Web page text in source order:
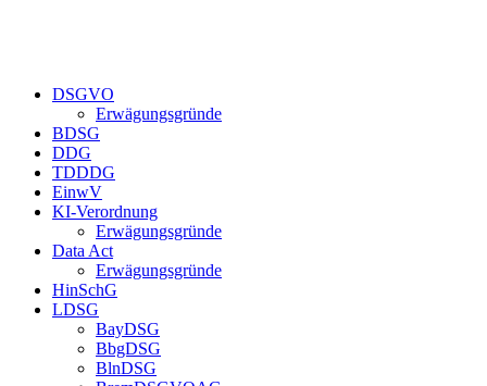
DSGVO
Erwägungsgründe
BDSG
DDG
TDDDG
EinwV
KI-Verordnung
Erwägungsgründe
Data Act
Erwägungsgründe
HinSchG
LDSG
BayDSG
BbgDSG
BlnDSG